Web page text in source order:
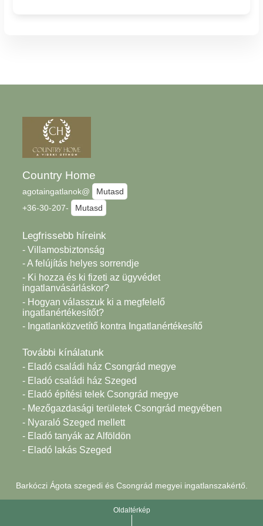
Country Home
agotaingatlanok@
Mutasd
+36-30-207-
Mutasd
Legfrissebb híreink
- Villamosbiztonság
- A felújítás helyes sorrendje
- Ki hozza és ki fizeti az ügyvédet
ingatlanvásárláskor?
- Hogyan válasszuk ki a megfelelő
ingatlanértékesítőt?
- Ingatlanközvetítő kontra Ingatlanértékesítő
További kínálatunk
- Eladó családi ház Csongrád megye
- Eladó családi ház Szeged
- Eladó építési telek Csongrád megye
- Mezőgazdasági területek Csongrád megyében
- Nyaraló Szeged mellett
- Eladó tanyák az Alföldön
- Eladó lakás Szeged
Barkóczi Ágota szegedi és Csongrád megyei ingatlanszakértő.
Oldaltérkép